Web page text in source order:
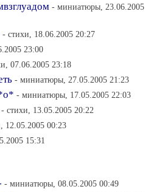
- миниатюры, 23.06.2005
- стихи, 18.06.2005 20:27
23:00
07.06.2005 23:18
- миниатюры, 27.05.2005 21:23
- миниатюры, 17.05.2005 22:03
- стихи, 13.05.2005 20:22
12.05.2005 00:23
15:31
- миниатюры, 08.05.2005 00:49